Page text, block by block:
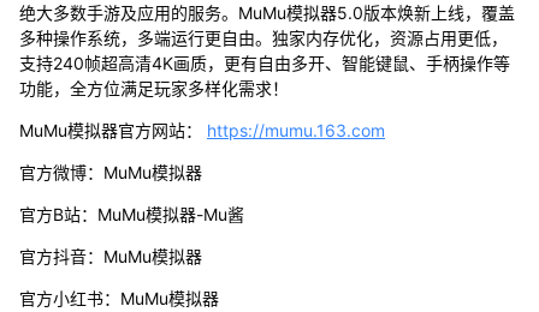
绝大多数手游及应用的服务。MuMu模拟器5.0版本焕新上线，覆盖
多种操作系统，多端运行更自由。独家内存优化，资源占用更低，
支持240帧超高清4K画质，更有自由多开、智能键鼠、手柄操作等
功能，全方位满足玩家多样化需求！
MuMu模拟器官方网站： https://mumu.163.com
官方微博：MuMu模拟器
官方B站：MuMu模拟器-Mu酱
官方抖音：MuMu模拟器
官方小红书：MuMu模拟器